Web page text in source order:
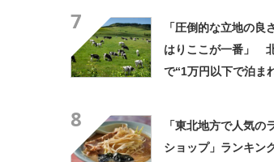
7
「圧倒的な立地の良
はりここが一番」
で“1万円以下で泊ま
8
「東北地方で人気の
ショップ」ランキン